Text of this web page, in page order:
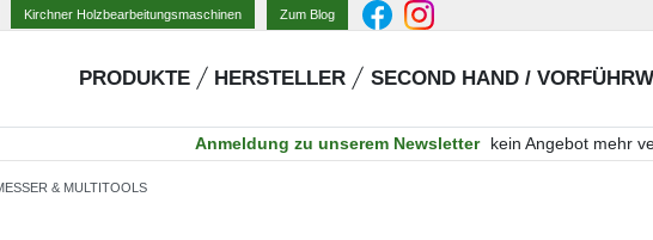
Kirchner Holzbearbeitungsmaschinen Zum Blog
PRODUKTE HERSTELLER SECOND HAND /
Anmeldung zu unserem Newsletter kein Angebot mehr
& MULTITOOLS